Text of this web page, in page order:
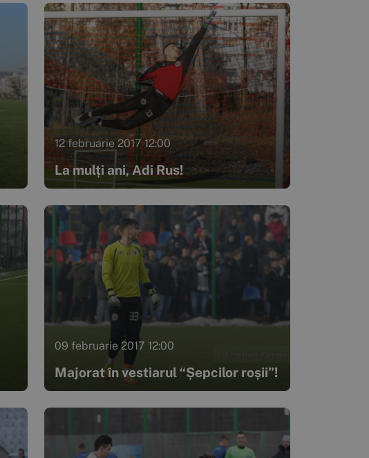
12 februarie 2017 12:00
La mulți ani, Adi Rus!
09 februarie 2017 12:00
Majorat în vestiarul “Șepcilor roșii”!